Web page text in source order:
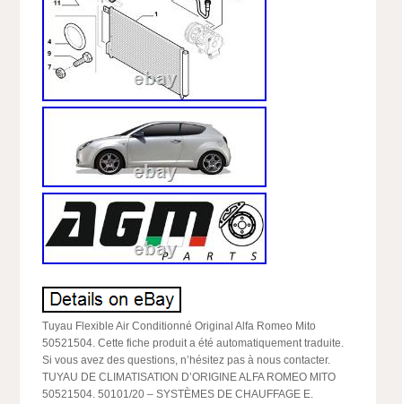
Tuyau Flexible Air Conditionné Original Alfa Romeo Mito
50521504. Cette fiche produit a été automatiquement traduite.
Si vous avez des questions, n’hésitez pas à nous contacter.
TUYAU DE CLIMATISATION D’ORIGINE ALFA ROMEO MITO
50521504. 50101/20 – SYSTÈMES DE CHAUFFAGE E.